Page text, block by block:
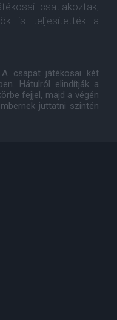
csatlakoztak,
is teljesítették a
A csapat játékosai két
Hátulról elindítják a
fejjel, majd a végén
juttatni szintén